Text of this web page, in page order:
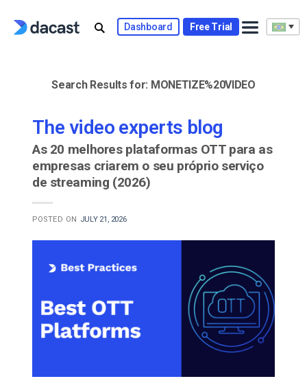
Dashboard Free Trial
Search Results for: MONETIZE%20VIDEO
The video experts blog
As 20 melhores plataformas OTT para as
empresas criarem o seu próprio serviço
de streaming (2026)
POSTED ON JULY 21, 2026